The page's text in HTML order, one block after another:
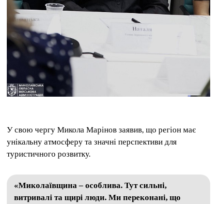
У свою чергу Микола Марінов заявив, що регіон має
унікальну атмосферу та значні перспективи для
туристичного розвитку.
«Миколаївщина – особлива. Тут сильні,
витривалі та щирі люди. Ми переконані, що